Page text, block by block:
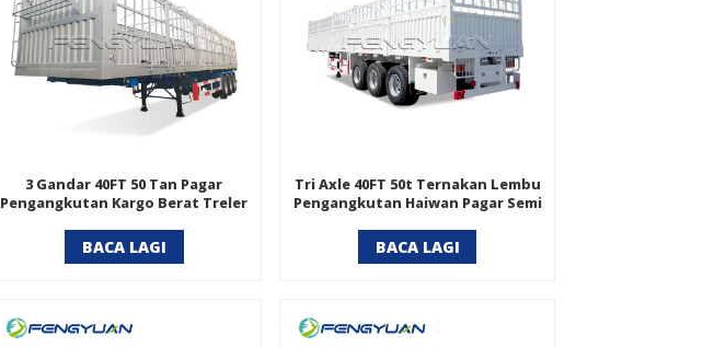
3 Gandar 40FT 50 Tan Pagar
Pengangkutan Kargo Berat Treler
BACA LAGI
Tri Axle 40FT 50t Ternakan Lembu
Pengangkutan Haiwan Pagar Semi
BACA LAGI